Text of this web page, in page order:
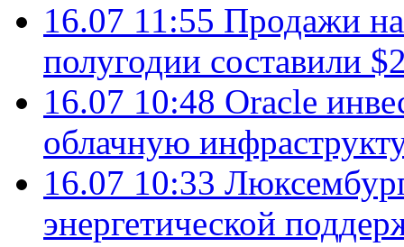
16.07 11:55 Продажи
полугодии составили
16.07 10:48 Oracle
облачную
16.07 10:33
энергетической